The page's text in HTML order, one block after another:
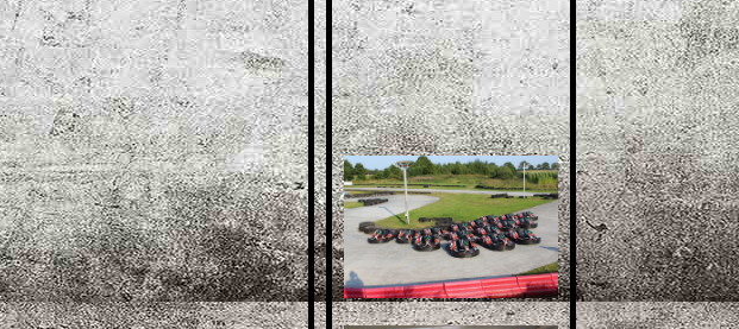
ec-
karte_kartenzahlung_kartba
hnbrookmerland